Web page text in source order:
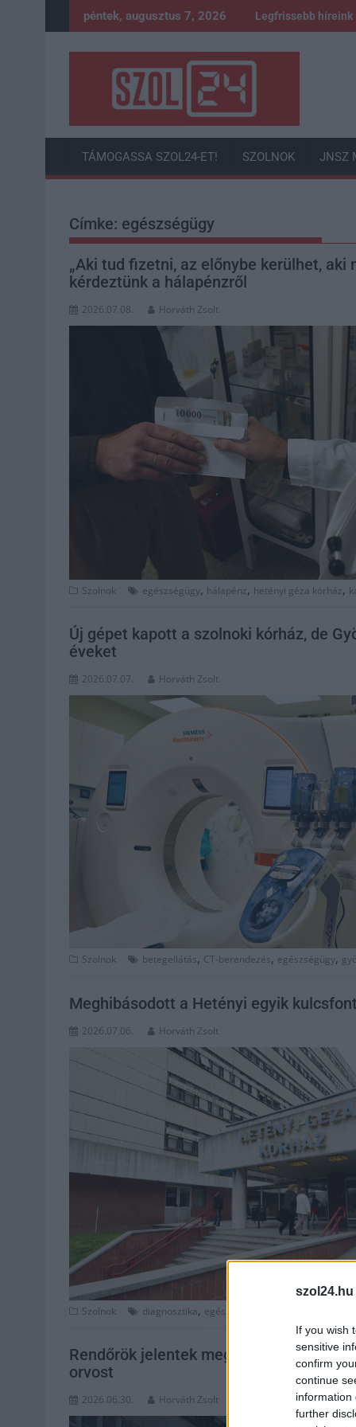
szol24.hu
If you wish
sensitive
confirm
continue
information
further
to
péntek, augusztus 7, 2026 Legfrissebb híreink
TÁMOGASSA SZOL24-ET! SZOLNOK JNSZ
Címke: egészségügy
„Aki tud fizetni, az előnybe kerülhet, aki
kérdeztünk a hálapénzről
2026.07.08. Horváth Zsolt
Szolnok egészségügy, hálapénz, hetényi géza kórház,
Új gépet kapott a szolnoki kórház, de
éveket
2026.07.07. Horváth Zsolt
Szolnok betegellátás, CT-berendezés, egészségügy,
Meghibásodott a Hetényi egyik
2026.07.06. Horváth Zsolt
Szolnok diagnosztika, egészségügy
Rendőrök jelentek meg a Hetényi
orvost
2026.06.30. Horváth Zsolt